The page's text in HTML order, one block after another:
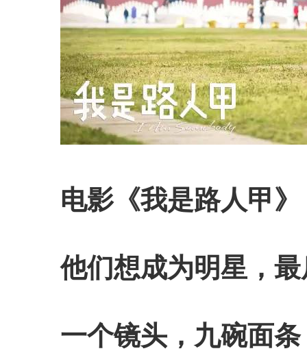
电影《我是路人甲》
他们想成为明星，
一个镜头，九碗面条